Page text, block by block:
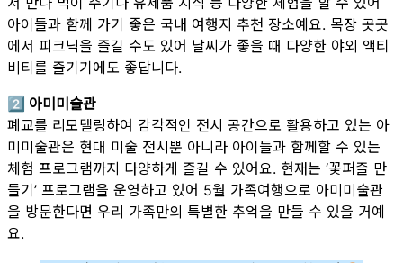
아이들과 함께 가기 좋은 국내 여행지 추천 장소예요. 목장 곳곳
에서 피크닉을 즐길 수도 있어 날씨가 좋을 때 다양한 야외 액티
비티를 즐기기에도 좋답니다.
2️⃣ 아미미술관
폐교를 리모델링하여 감각적인 전시 공간으로 활용하고 있는 아
미미술관은 현대 미술 전시뿐 아니라 아이들과 함께할 수 있는
체험 프로그램까지 다양하게 즐길 수 있어요. 현재는 ‘꽃퍼즐 만
들기’ 프로그램을 운영하고 있어 5월 가족여행으로 아미미술관
을 방문한다면 우리 가족만의 특별한 추억을 만들 수 있을 거예
요.